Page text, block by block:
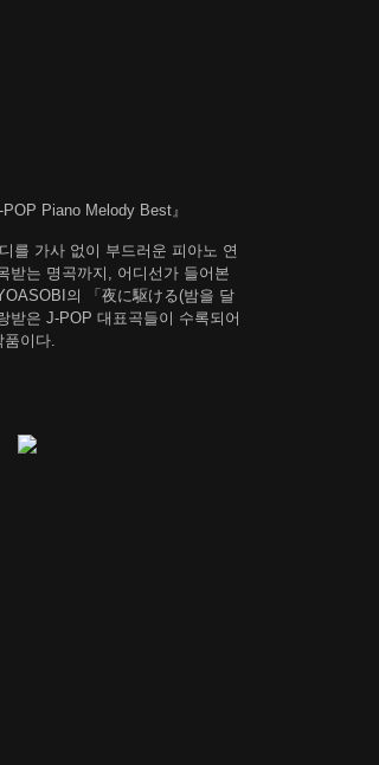
Piano Melody Best』
를 가사 없이 부드러운 피아노 연
받는 명곡까지, 어디선가 들어본
의 「夜に駆ける(밤을 달
받은 J-POP 대표곡들이 수록되어
이다.